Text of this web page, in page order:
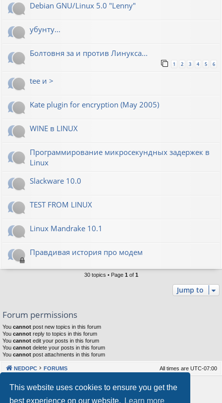
This website uses cookies to ensure you get the
best experience on our website.
Learn more
Debian GNU/Linux 5.0 "Lenny"
убунту...
Болтовня за и против Линукса...
1 2 3 4 5 6
tee и >
Kate plugin for encryption (May 2005)
WINE в LINUX
Программирование микросекундных задержек в
Linux
Slackware 10.0
TEST FROM LINUX
Linux Mandrake 10.1
Правдивая история про модем
30 topics • Page 1 of 1
Jump to
Forum permissions
You cannot post new topics in this forum
You cannot reply to topics in this forum
You cannot edit your posts in this forum
You cannot delete your posts in this forum
You cannot post attachments in this forum
NEDOPC FORUMS All times are UTC-07:00
Powered by phpBB® Forum Software © phpBB Limited
Our VPS Hosting By RimuHosting